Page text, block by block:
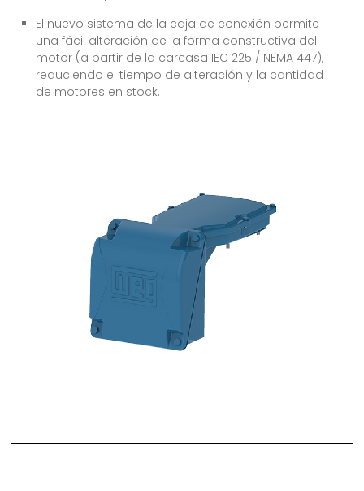
El nuevo sistema de la caja de conexión permite
una fácil alteración de la forma constructiva del
motor (a partir de la carcasa IEC 225 / NEMA 447),
reduciendo el tiempo de alteración y la cantidad
de motores en stock.